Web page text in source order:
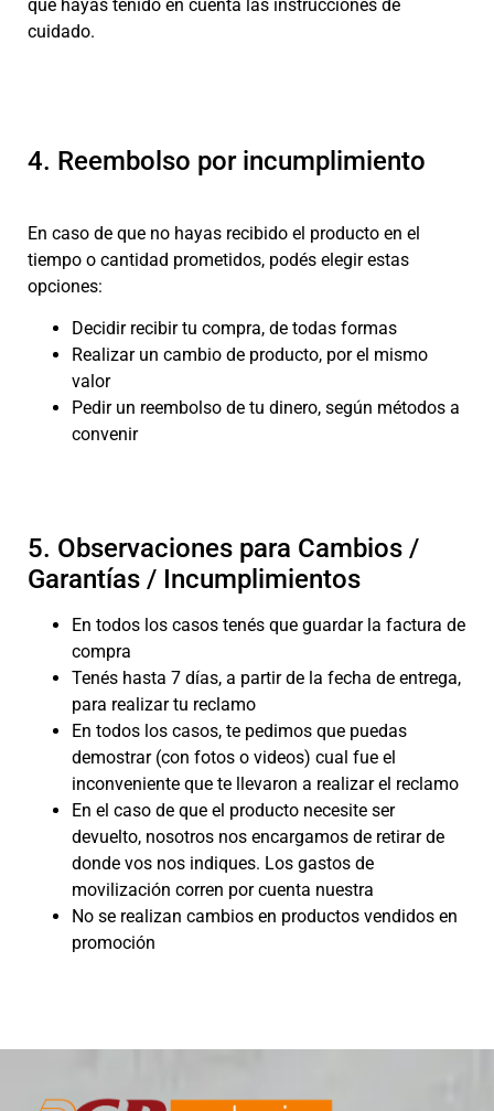
que hayas tenido en cuenta las instrucciones de
cuidado.
4. Reembolso por incumplimiento
En caso de que no hayas recibido el producto en el
tiempo o cantidad prometidos, podés elegir estas
opciones:
Decidir recibir tu compra, de todas formas
Realizar un cambio de producto, por el mismo
valor
Pedir un reembolso de tu dinero, según métodos a
convenir
5. Observaciones para Cambios /
Garantías / Incumplimientos
En todos los casos tenés que guardar la factura de
compra
Tenés hasta 7 días, a partir de la fecha de entrega,
para realizar tu reclamo
En todos los casos, te pedimos que puedas
demostrar (con fotos o videos) cual fue el
inconveniente que te llevaron a realizar el reclamo
En el caso de que el producto necesite ser
devuelto, nosotros nos encargamos de retirar de
donde vos nos indiques. Los gastos de
movilización corren por cuenta nuestra
No se realizan cambios en productos vendidos en
promoción